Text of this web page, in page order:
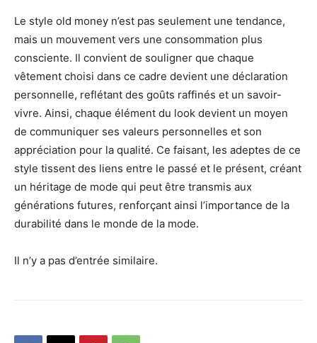
Le style old money n’est pas seulement une tendance,
mais un mouvement vers une consommation plus
consciente. Il convient de souligner que chaque
vêtement choisi dans ce cadre devient une déclaration
personnelle, reflétant des goûts raffinés et un savoir-
vivre. Ainsi, chaque élément du look devient un moyen
de communiquer ses valeurs personnelles et son
appréciation pour la qualité. Ce faisant, les adeptes de ce
style tissent des liens entre le passé et le présent, créant
un héritage de mode qui peut être transmis aux
générations futures, renforçant ainsi l’importance de la
durabilité dans le monde de la mode.
Il n’y a pas d’entrée similaire.